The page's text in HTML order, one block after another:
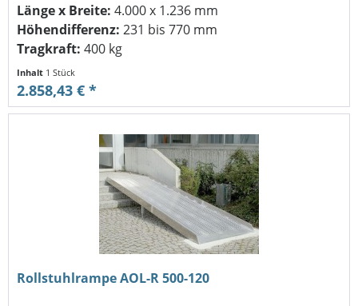
Länge x Breite: 4.000 x 1.236 mm
Höhendifferenz: 231 bis 770 mm
Tragkraft: 400 kg
Inhalt 1 Stück
2.858,43 € *
Rollstuhlrampe AOL-R 500-120